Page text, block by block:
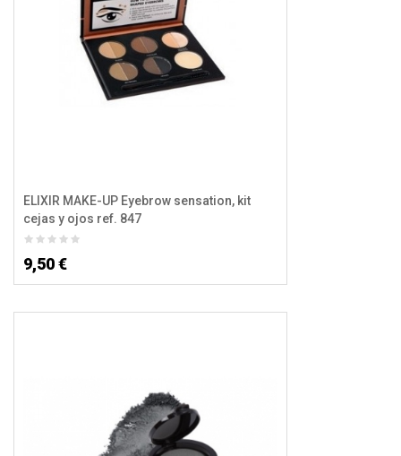
ELIXIR MAKE-UP Eyebrow sensation, kit
cejas y ojos ref. 847
9,50 €